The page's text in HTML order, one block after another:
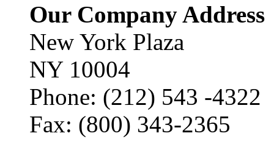
Our Company Address
New York Plaza
NY 10004
Phone: (212) 543 -4322
Fax: (800) 343-2365